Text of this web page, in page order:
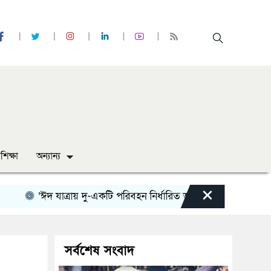
শিক্ষা অন্যান্য
‘ঈদ যাত্রায় দু-একটি পরিবহন নির্ধারিত ভাড়ার চেয়েও কম নিচ্ছে’
×
সর্বশেষ সংবাদ